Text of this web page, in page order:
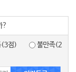
?
(3점)